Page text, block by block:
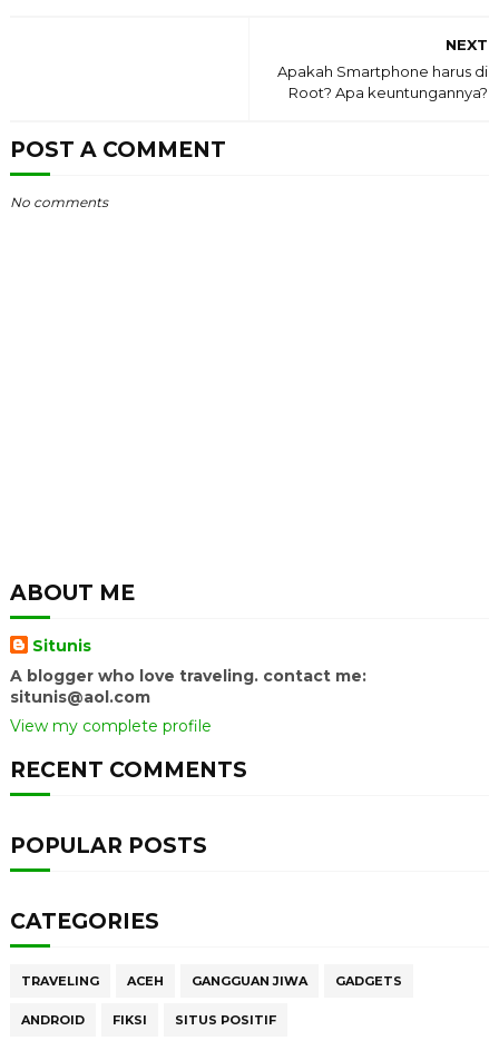
NEXT
Apakah Smartphone harus di
Root? Apa keuntungannya?
POST A COMMENT
No comments
ABOUT ME
Situnis
A blogger who love traveling. contact me:
situnis@aol.com
View my complete profile
RECENT COMMENTS
POPULAR POSTS
CATEGORIES
TRAVELING ACEH GANGGUAN JIWA GADGETS
ANDROID FIKSI SITUS POSITIF